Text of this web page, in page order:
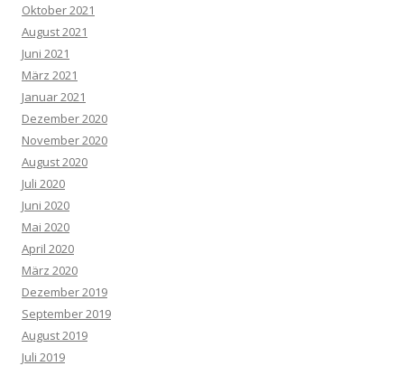
Oktober 2021
August 2021
Juni 2021
März 2021
Januar 2021
Dezember 2020
November 2020
August 2020
Juli 2020
Juni 2020
Mai 2020
April 2020
März 2020
Dezember 2019
September 2019
August 2019
Juli 2019